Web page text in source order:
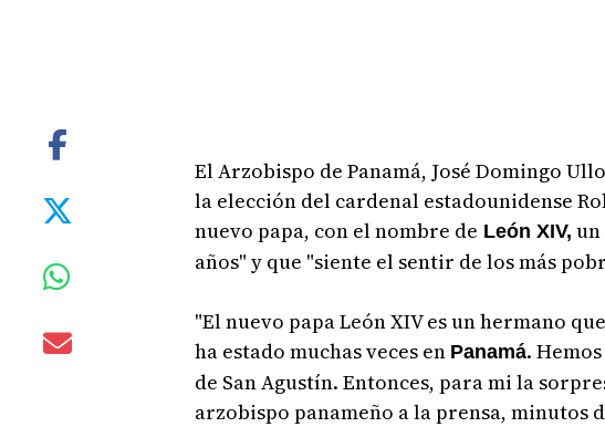
El Arzobispo de Panamá, José Domingo
la elección del cardenal estadounidense
nuevo papa, con el nombre de León XIV, un
años" y que "siente el sentir de los más
"El nuevo papa León XIV es un hermano
ha estado muchas veces en Panamá.
de San Agustín. Entonces, para mi la
arzobispo panameño a la prensa, minutos